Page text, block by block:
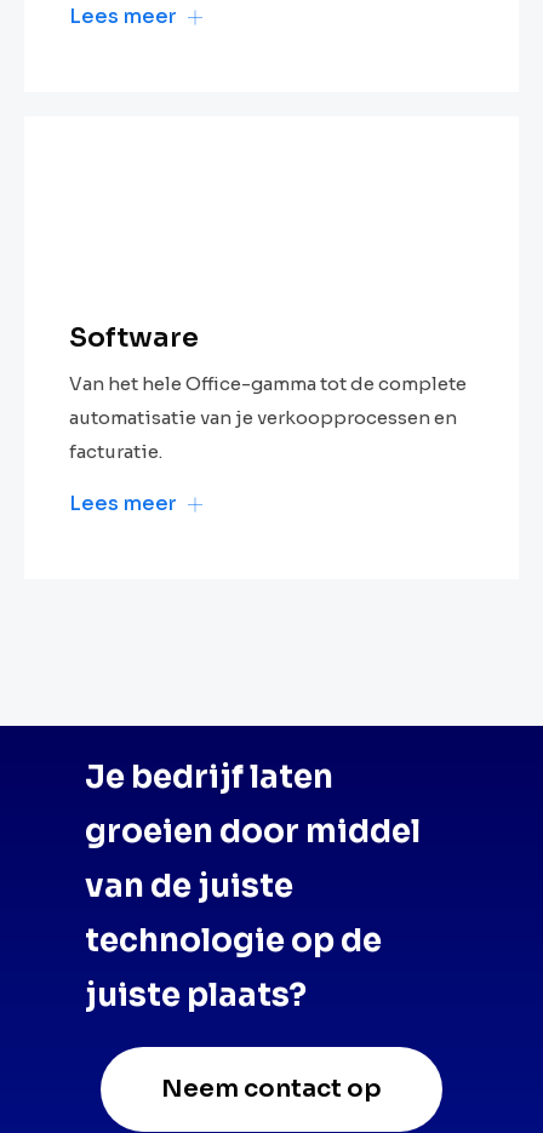
Lees meer
Software
Van het hele Office-gamma tot de complete
automatisatie van je verkoopprocessen en
facturatie.
Lees meer
Je bedrijf laten
groeien door middel
van de juiste
technologie op de
juiste plaats?
Neem contact op